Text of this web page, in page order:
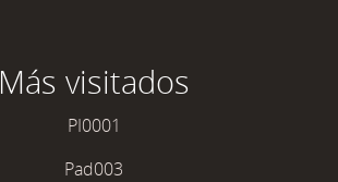
Más visitados
PI0001
Pad003